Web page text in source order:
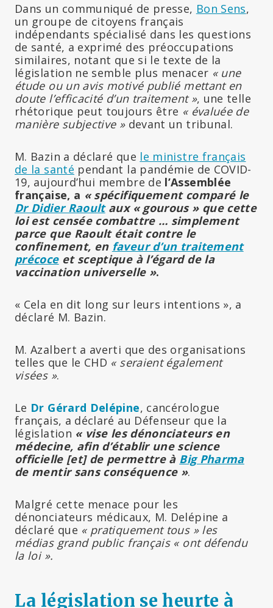
Dans un communiqué de presse, Bon Sens,
un groupe de citoyens français
indépendants spécialisé dans les questions
de santé, a exprimé des préoccupations
similaires, notant que si le texte de la
législation ne semble plus menacer « une
étude ou un avis motivé publié mettant en
doute l’efficacité d’un traitement », une telle
rhétorique peut toujours être « évaluée de
manière subjective »devant un tribunal.
M. Bazin a déclaré que le ministre français
de la santé pendant la pandémie de COVID-
19, aujourd’hui membre de l’Assemblée
française, a « spécifiquement comparé le
Dr Didier Raoultaux « gourous » que cette
loi est censée combattre … simplement
parce que Raoult était contre le
confinement, en faveur d’un traitement
précoceet sceptique à l’égard de la
vaccination universelle ».
« Cela en dit long sur leurs intentions », a
déclaré M. Bazin.
M. Azalbert a averti que des organisations
telles que le CHD « seraient également
visées ».
Le Dr Gérard Delépine, cancérologue
français, a déclaré au Défenseur que la
législation « vise les dénonciateurs en
médecine, afin d’établir une science
officielle [et] de permettre à Big Pharma
de mentir sans conséquence ».
Malgré cette menace pour les
dénonciateurs médicaux, M. Delépine a
déclaré que « pratiquement tous » les
médias grand public français « ont défendu
la loi ».
La législation se heurte à